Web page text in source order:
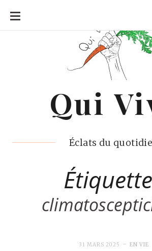
ALLER
CONTENU
Qui
Éclats du
Qui
31 MARS 2025 EN VIE